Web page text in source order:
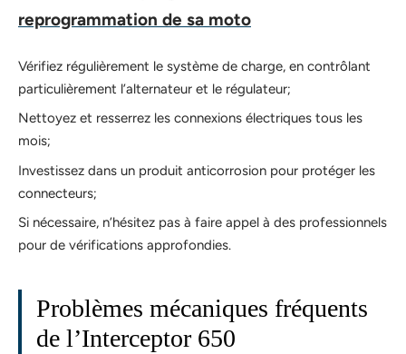
reprogrammation de sa moto
Vérifiez régulièrement le système de charge, en contrôlant
particulièrement l’alternateur et le régulateur;
Nettoyez et resserrez les connexions électriques tous les
mois;
Investissez dans un produit anticorrosion pour protéger les
connecteurs;
Si nécessaire, n’hésitez pas à faire appel à des professionnels
pour de vérifications approfondies.
Problèmes mécaniques fréquents
de l’Interceptor 650